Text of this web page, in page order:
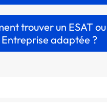
trouver un ESAT
Entreprise adaptée ?